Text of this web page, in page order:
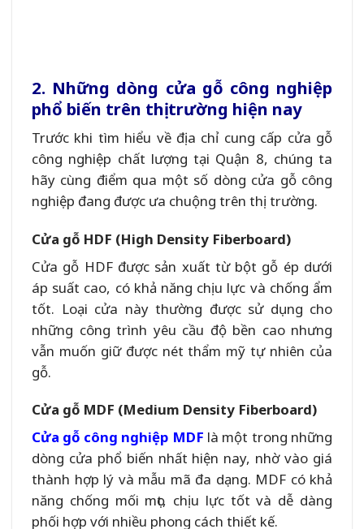
2. Những dòng cửa gỗ công nghiệp
phổ biến trên thị trường hiện nay
Trước khi tìm hiểu về địa chỉ cung cấp cửa gỗ
công nghiệp chất lượng tại Quận 8, chúng ta
hãy cùng điểm qua một số dòng cửa gỗ công
nghiệp đang được ưa chuộng trên thị trường.
Cửa gỗ HDF (High Density Fiberboard)
Cửa gỗ HDF được sản xuất từ bột gỗ ép dưới
áp suất cao, có khả năng chịu lực và chống ẩm
tốt. Loại cửa này thường được sử dụng cho
những công trình yêu cầu độ bền cao nhưng
vẫn muốn giữ được nét thẩm mỹ tự nhiên của
gỗ.
Cửa gỗ MDF (Medium Density Fiberboard)
Cửa gỗ công nghiệp MDF là một trong những
dòng cửa phổ biến nhất hiện nay, nhờ vào giá
thành hợp lý và mẫu mã đa dạng. MDF có khả
năng chống mối mọt, chịu lực tốt và dễ dàng
phối hợp với nhiều phong cách thiết kế.